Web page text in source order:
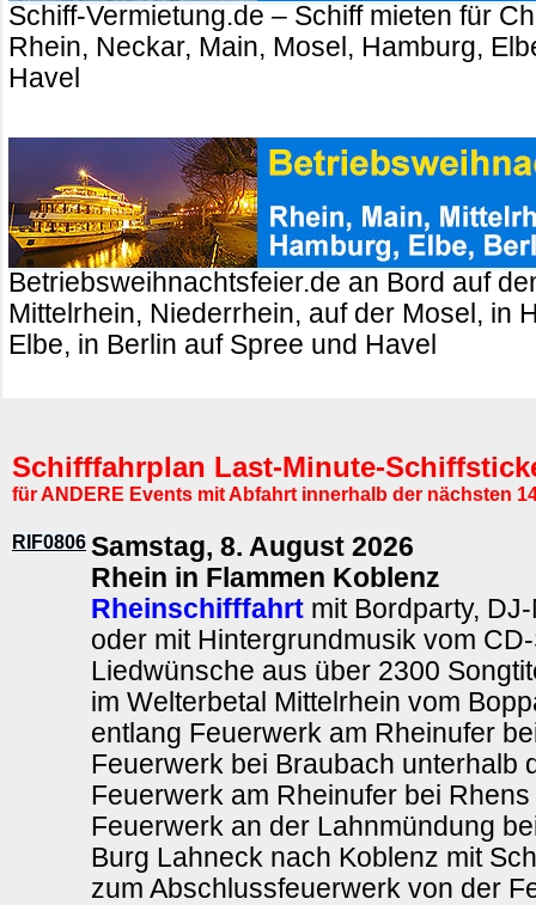
Schiff-Vermietung.de – Schiff mieten für
Rhein, Neckar, Main, Mosel, Hamburg,
Havel
Betriebsweihnachtsfeier.de an Bord auf
Mittelrhein, Niederrhein, auf der Mosel, in
Elbe, in Berlin auf Spree und Havel
Schifffahrplan Last-Minute-
für ANDERE Events mit Abfahrt innerhalb der nächsten
RIF0806 Samstag, 8. August 2026
Rhein in Flammen Koblenz
Rheinschifffahrt mit Bordparty,
oder mit Hintergrundmusik vom
Liedwünsche aus über 2300
im Welterbetal Mittelrhein vom
entlang Feuerwerk am Rheinufer
Feuerwerk bei Braubach unterhalb
Feuerwerk am Rheinufer bei
Feuerwerk an der Lahnmündung
Burg Lahneck nach Koblenz mit
zum Abschlussfeuerwerk von der